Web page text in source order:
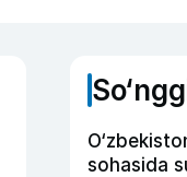
sohasida